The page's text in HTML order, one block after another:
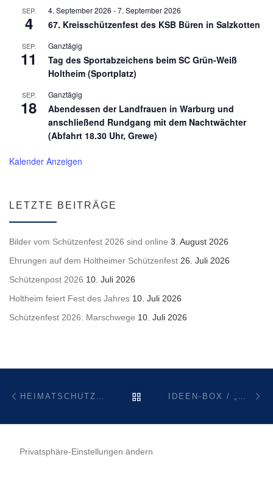
SEP.
4
4. September 2026 -7. September 2026
67. Kreisschützenfest des KSB Büren in Salzkotten
SEP.
11
Ganztägig
Tag des Sportabzeichens beim SC Grün-Weiß
Holtheim (Sportplatz)
SEP.
18
Ganztägig
Abendessen der Landfrauen in Warburg und
anschließend Rundgang mit dem Nachtwächter
(Abfahrt 18.30 Uhr, Grewe)
Kalender Anzeigen
LETZTE BEITRÄGE
Bilder vom Schützenfest 2026 sind online 3. August 2026
Ehrungen auf dem Holtheimer Schützenfest 26. Juli 2026
Schützenpost 2026 10. Juli 2026
Holtheim feiert Fest des Jahres 10. Juli 2026
Schützenfest 2026: Marschwege 10. Juli 2026
BeitragsnavigationZURÜCK ZUR
Privatsphäre-Einstellungen ändern